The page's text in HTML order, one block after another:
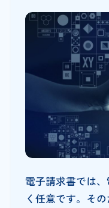
電子請求書では
く任意です。そ